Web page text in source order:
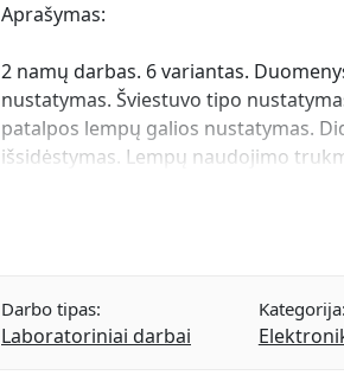
Aprašymas:
2 namų darbas. 6 variantas.
nustatymas. Šviestuvo tipo
patalpos lempų galios nustatymas.
išsidėstymas. Lempų naudojimo
Darbo tipas:
Laboratoriniai darbai
Kategorija: